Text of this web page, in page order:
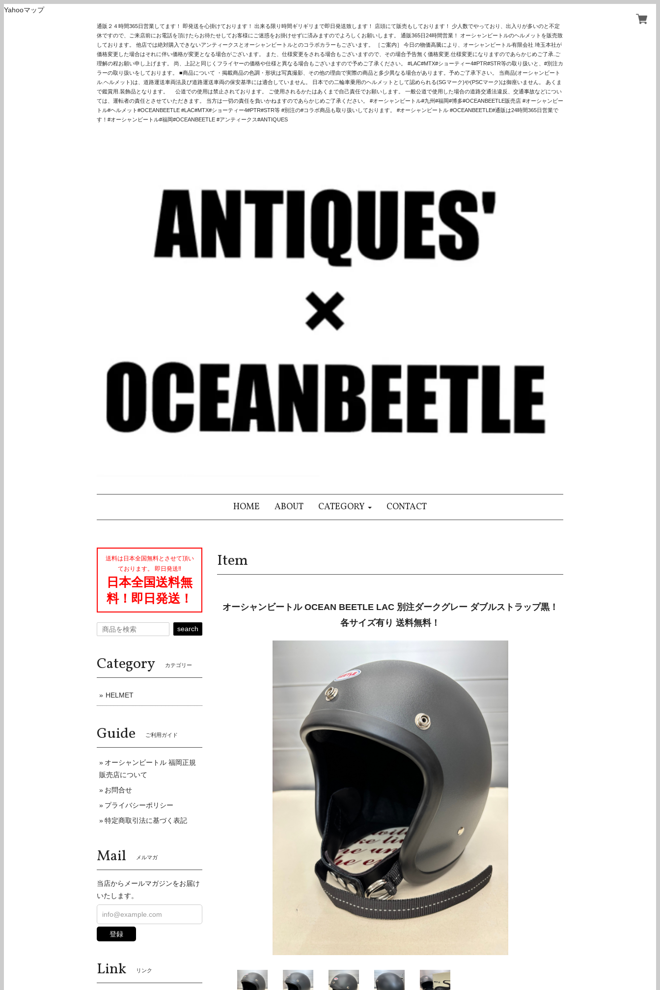
Yahooマップ
通販２４時間365日営業してます！ 即発送を心掛けております！ 出来る限り時間ギリギリまで即日発送致します！ 店頭にて販売もしております！ 少人数でやっており、出入りが多いのと不定
休ですので、ご来店前にお電話を頂けたらお待たせしてお客様にご迷惑をお掛けせずに済みますのでよろしくお願いします。 通販365日24時間営業！ オーシャンビートルのヘルメットを販売致
しております。 他店では絶対購入できないアンティークスとオーシャンビートルとのコラボカラーもございます。 ［ご案内］ 今日の物価高騰により、オーシャンビートル有限会社 埼玉本社が
価格変更した場合はそれに伴い価格が変更となる場合がございます。 また、仕様変更をされる場合もございますので、その場合予告無く価格変更.仕様変更になりますのであらかじめご了承.ご
理解の程お願い申し上げます。 尚、上記と同じくフライヤーの価格や仕様と異なる場合もございますので予めご了承ください。 #LAC#MTX#ショーティー4#PTR#STR等の取り扱いと、#別注カ
ラーの取り扱いをしております。 ■商品について ・掲載商品の色調・形状は写真撮影、その他の理由で実際の商品と多少異なる場合があります。予めご了承下さい。 当商品(オーシャンビート
ル.ヘルメット)は、道路運送車両法及び道路運送車両の保安基準には適合していません。 日本での二輪車乗用のヘルメットとして認められる(SGマーク)や(PSCマーク)は御座いません。 あくま
で鑑賞用.装飾品となります。 公道での使用は禁止されております。 ご使用されるかたはあくまで自己責任でお願いします。 一般公道で使用した場合の道路交通法違反、交通事故などについ
ては、運転者の責任とさせていただきます。 当方は一切の責任を負いかねますのであらかじめご了承ください。 #オーシャンビートル#九州#福岡#博多#OCEANBEETLE販売店 #オーシャンビー
トル#ヘルメット#OCEANBEETLE #LAC#MTX#ショーティー4#PTR#STR等 #別注の#コラボ商品も取り扱いしております。 #オーシャンビートル #OCEANBEETLE#通販は24時間365日営業で
す！#オーシャンビートル#福岡#OCEANBEETLE #アンティークス#ANTIQUES
HOME ABOUT CATEGORY CONTACT
Item
オーシャンビートル OCEAN BEETLE LAC 別注ダークグレー ダブルストラップ黒！
各サイズ有り 送料無料！
送料は日本全国無料とさせて頂い
ております。 即日発送‼︎
日本全国送料無
料！即日発送！
search
Category カテゴリー
HELMET
Guide ご利用ガイド
オーシャンビートル 福岡正規
販売店について
お問合せ
プライバシーポリシー
特定商取引法に基づく表記
Mail メルマガ
当店からメールマガジンをお届け
いたします。
登録
Link リンク